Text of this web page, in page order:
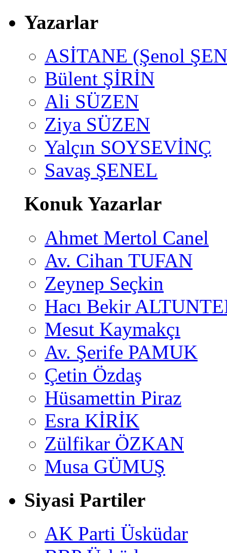
Yazarlar
ASİTANE (Şenol
Bülent ŞİRİN
Ali SÜZEN
Ziya SÜZEN
Yalçın SOYSEVİNÇ
Savaş ŞENEL
Konuk Yazarlar
Ahmet Mertol Canel
Av. Cihan TUFAN
Zeynep Seçkin
Hacı Bekir
Mesut Kaymakçı
Av. Şerife PAMUK
Çetin Özdaş
Hüsamettin Piraz
Esra KİRİK
Zülfikar ÖZKAN
Musa GÜMUŞ
Siyasi Partiler
AK Parti Üsküdar